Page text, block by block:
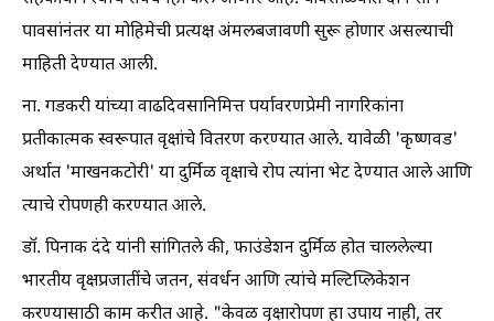
पावसांनंतर या मोहिमेची प्रत्यक्ष अंमलबजावणी सुरू होणार असल्याची
माहिती देण्यात आली.
ना. गडकरी यांच्या वाढदिवसानिमित्त पर्यावरणप्रेमी नागरिकांना
प्रतीकात्मक स्वरूपात वृक्षांचे वितरण करण्यात आले. यावेळी 'कृष्णवड'
अर्थात 'माखनकटोरी' या दुर्मिळ वृक्षाचे रोप त्यांना भेट देण्यात आले आणि
त्याचे रोपणही करण्यात आले.
डॉ. पिनाक दंदे यांनी सांगितले की, फाउंडेशन दुर्मिळ होत चाललेल्या
भारतीय वृक्षप्रजातींचे जतन, संवर्धन आणि त्यांचे मल्टिप्लिकेशन
करण्यासाठी काम करीत आहे. "केवळ वृक्षारोपण हा उपाय नाही, तर